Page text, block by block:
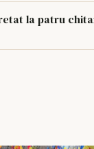
la patru